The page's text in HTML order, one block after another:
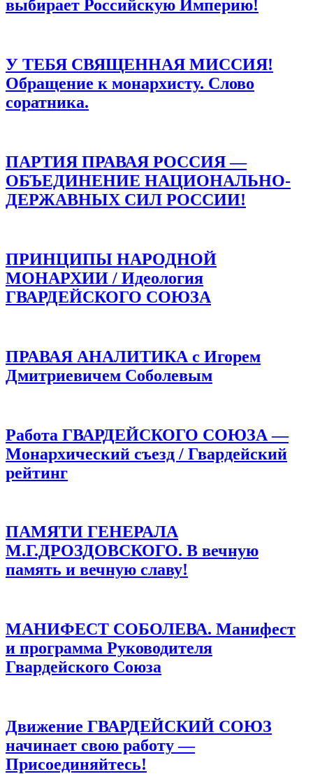
выбирает Российскую Империю!
У ТЕБЯ СВЯЩЕННАЯ МИССИЯ!
Обращение к монархисту. Слово
соратника.
ПАРТИЯ ПРАВАЯ РОССИЯ —
ОБЪЕДИНЕНИЕ НАЦИОНАЛЬНО-
ДЕРЖАВНЫХ СИЛ РОССИИ!
ПРИНЦИПЫ НАРОДНОЙ
МОНАРХИИ / Идеология
ГВАРДЕЙСКОГО СОЮЗА
ПРАВАЯ АНАЛИТИКА с Игорем
Дмитриевичем Соболевым
Работа ГВАРДЕЙСКОГО СОЮЗА —
Монархический съезд / Гвардейский
рейтинг
ПАМЯТИ ГЕНЕРАЛА
М.Г.ДРОЗДОВСКОГО. В вечную
память и вечную славу!
МАНИФЕСТ СОБОЛЕВА. Манифест
и программа Руководителя
Гвардейского Союза
Движение ГВАРДЕЙСКИЙ СОЮЗ
начинает свою работу —
Присоединяйтесь!